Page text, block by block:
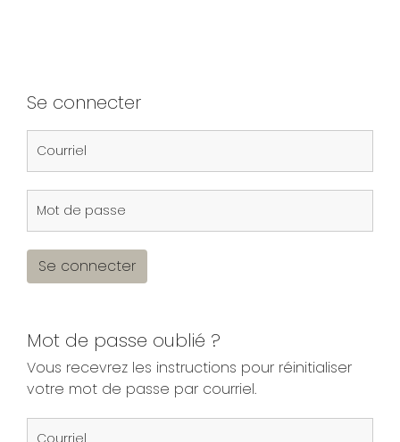
Se connecter
Se connecter
Mot de passe oublié ?
Vous recevrez les instructions pour réinitialiser
votre mot de passe par courriel.